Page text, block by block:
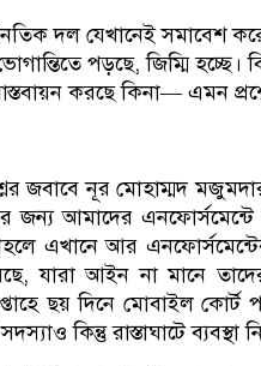
দল যেখানেই সমাবেশ
পড়ছে, জিম্মি
করছে কিনা— এমন
জবাবে নূর মোহাম্মদ
জন্য আমাদের
এখানে আর
যারা আইন না মানে
ছয় দিনে মোবাইল
কিন্তু রাস্তাঘাটে ব্যবস্থা